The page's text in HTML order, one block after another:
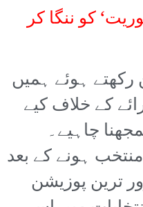
کو ننگا کر
ہوئے ہمیں
کے خلاف کیے
چاہیے۔
میں منتخب ہونے کے بعد
ترین پوزیشن